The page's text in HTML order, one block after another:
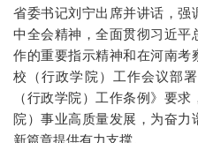
省委书记刘宁出席并讲话，强
中全会精神，全面贯彻习近平
作的重要指示精神和在河南考
校（行政学院）工作会议部
（行政学院）工作条例》要
院）事业高质量发展，为奋
新篇章提供有力支撑。